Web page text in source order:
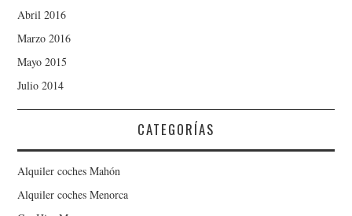
Abril 2016
Marzo 2016
Mayo 2015
Julio 2014
CATEGORÍAS
Alquiler coches Mahón
Alquiler coches Menorca